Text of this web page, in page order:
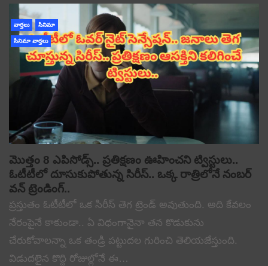
వార్తలు సినిమా
సినిమా వార్తలు
మొత్తం 8 ఎపిసోడ్స్.. ప్రతిక్షణం ఊహించని ట్విస్టులు..
ఓటీటీలో దూసుకుపోతున్న సిరీస్.. ఒక్క రాత్రిలోనే నంబర్
వన్ ట్రెండింగ్..
ప్రస్తుతం ఓటీటీలో ఒక సిరీస్ తెగ ట్రెండ్ అవుతుంది. అది కేవలం
నేరంపైనే కాకుండా.. ఏ విధంగానైనా తన కొడుకును
చేరుకోవాలన్నా ఒక తండ్రి పట్టుదల గురించి తెలియజేస్తుంది.
విడుదలైన కొద్ది రోజుల్లోనే ఈ…